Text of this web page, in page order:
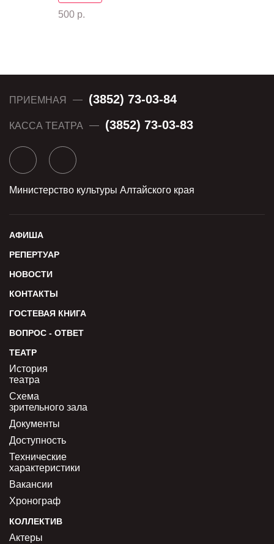
500 р.
ПРИЕМНАЯ (3852) 73-03-84
КАССА ТЕАТРА (3852) 73-03-83
Министерство культуры Алтайского края
АФИША
РЕПЕРТУАР
НОВОСТИ
КОНТАКТЫ
ГОСТЕВАЯ КНИГА
ВОПРОС - ОТВЕТ
ТЕАТР
История
театра
Схема
зрительного зала
Документы
Доступность
Технические
характеристики
Вакансии
Хронограф
КОЛЛЕКТИВ
Актеры